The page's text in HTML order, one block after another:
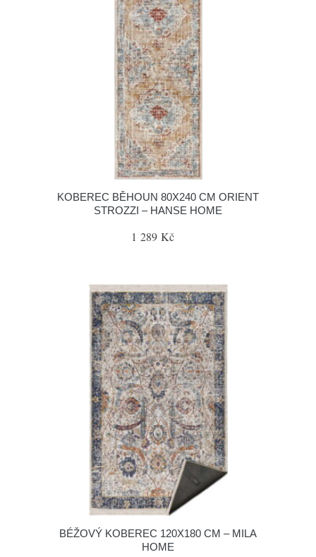
KOBEREC BĚHOUN 80X240 CM ORIENT
STROZZI – HANSE HOME
1 289 Kč
BÉŽOVÝ KOBEREC 120X180 CM – MILA
HOME